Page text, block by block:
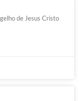
de Jesus Cristo